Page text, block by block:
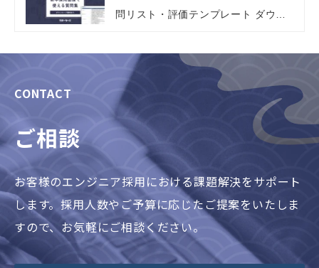
問リスト・評価テンプレート ダウン
CONTACT
ご相談
お客様のエンジニア採用における課題解決をサポート
します。採用人数やご予算に応じたご提案をいたしま
すので、お気軽にご相談ください。